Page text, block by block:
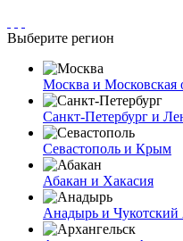
Выберите регион
Москва и Московская
Санкт-Петербург и
Севастополь и Крым
Абакан и Хакасия
Анадырь и